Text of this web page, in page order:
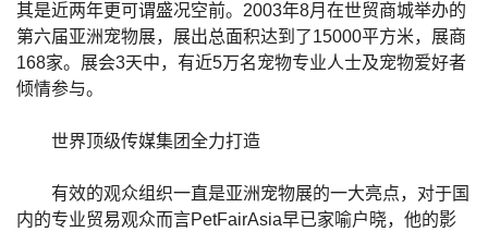
其是近两年更可谓盛况空前。2003年8月在世贸商城举办的
第六届亚洲宠物展，展出总面积达到了15000平方米，展商
168家。展会3天中，有近5万名宠物专业人士及宠物爱好者
倾情参与。
世界顶级传媒集团全力打造
有效的观众组织一直是亚洲宠物展的一大亮点，对于国
内的专业贸易观众而言PetFairAsia早已家喻户晓，他的影